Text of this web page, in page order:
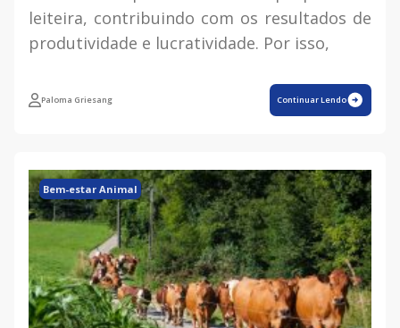
leiteira, contribuindo com os resultados de
produtividade e lucratividade. Por isso,
Paloma Griesang Continuar Lendo
Bem-estar Animal